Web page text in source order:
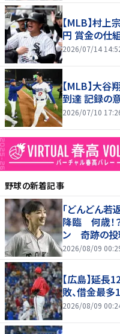
【MLB】村
円 賞金の仕
2026/07/14
【MLB】大谷
到達 記録の
2026/07/10
野球の新着記事
「どんどん若
降臨 何歳！
ン 奇跡の投球
神」
2026/08/09
【広島】延長
敗、借金最
2026/08/09